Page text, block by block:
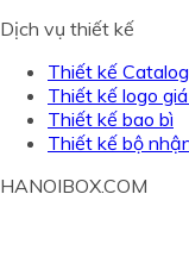
Dịch vụ thiết kế
Thiết kế
Thiết kế logo
Thiết kế bao bì
Thiết kế bộ
HANOIBOX.COM